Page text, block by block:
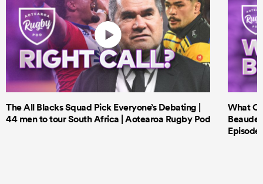
The All Blacks Squad Pick Everyone’s Debating |
44 men to tour South Africa | Aotearoa Rugby Pod
What
Episode